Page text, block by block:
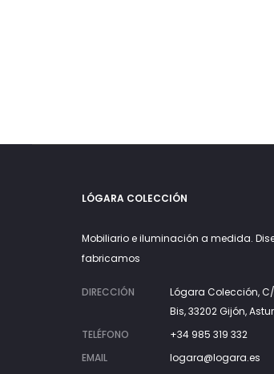
LÓGARA COLECCIÓN
Mobiliario e iluminación a medida.
fabricamos
DIRECCIÓN
Lógara Colección,
Bis, 33202 Gijón,
TELÉFONO
+34 985 319 332
EMAIL
logara@logara.es